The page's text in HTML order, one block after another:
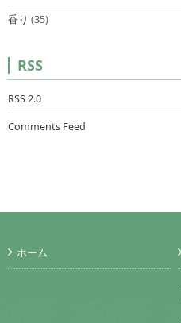
香り (35)
RSS
RSS 2.0
Comments Feed
ホーム